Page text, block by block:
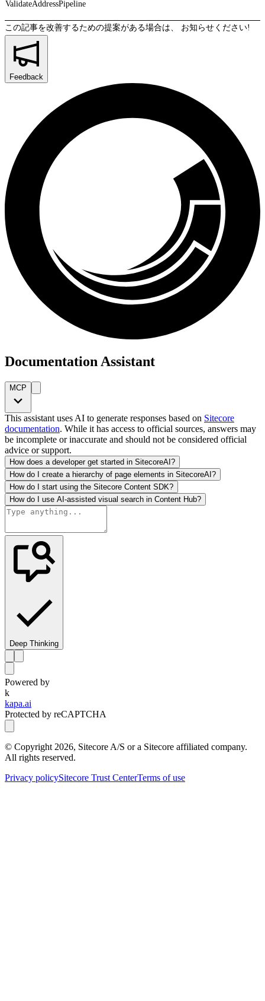
ValidateAddressPipeline
この記事を改善するための提案がある場合は、 お知らせください!
Feedback
Documentation Assistant
MCP
This assistant uses AI to generate responses based on Sitecore
documentation. While it has access to official sources, answers may
be incomplete or inaccurate and should not be considered official
advice or support.
How does a developer get started in SitecoreAI?
How do I create a hierarchy of page elements in SitecoreAI?
How do I start using the Sitecore Content SDK?
How do I use AI-assisted visual search in Content Hub?
Deep Thinking
Powered by
k
kapa.ai
Protected by reCAPTCHA
© Copyright 2026, Sitecore A/S or a Sitecore affiliated company.
All rights reserved.
Privacy policySitecore Trust CenterTerms of use